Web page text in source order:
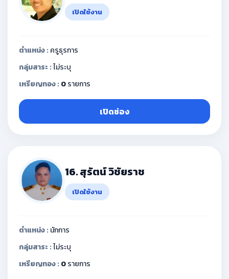
เปิดใช้งาน
ตำแหน่ง : ครูธุรการ
กลุ่มสาระ :ไม่ระบุ
เหรียญทอง : 0รายการ
เปิดช่อง
16. สุรัตน์ วิชัยราช
เปิดใช้งาน
ตำแหน่ง : นักการ
กลุ่มสาระ :ไม่ระบุ
เหรียญทอง : 0รายการ